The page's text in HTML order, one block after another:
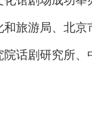
旅游局、北
话剧研究所